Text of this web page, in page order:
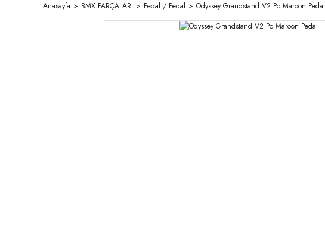
Anasayfa BMX PARÇALARI Pedal / Pedal Odyssey Grandstand V2 Pc Maroon Pedal